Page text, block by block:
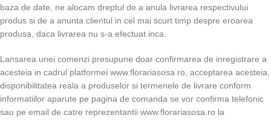
baza de date, ne alocam dreptul de a anula livrarea respectivului
produs si de a anunta clientul in cel mai scurt timp despre eroarea
produsa, daca livrarea nu s-a efectuat inca.
Lansarea unei comenzi presupune doar confirmarea de inregistrare a
acesteia in cadrul platformei www.florariasosa.ro, acceptarea acesteia,
disponibilitatea reala a produselor si termenele de livrare conform
informatiilor aparute pe pagina de comanda se vor confirma telefonic
sau pe email de catre reprezentantii www.florariasosa.ro la